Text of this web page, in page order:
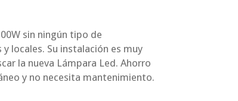
sin ningún tipo de
locales. Su instalación es muy
la nueva Lámpara Led. Ahorro
y no necesita mantenimiento.